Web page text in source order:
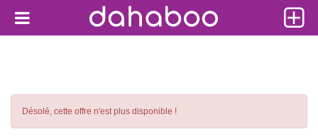
Désolé, cette offre n'est plus disponible !